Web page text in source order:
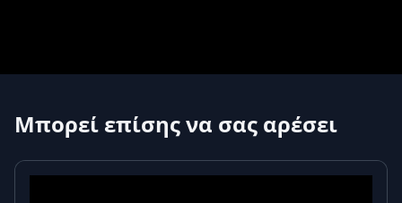
Μπορεί επίσης να σας αρέσει